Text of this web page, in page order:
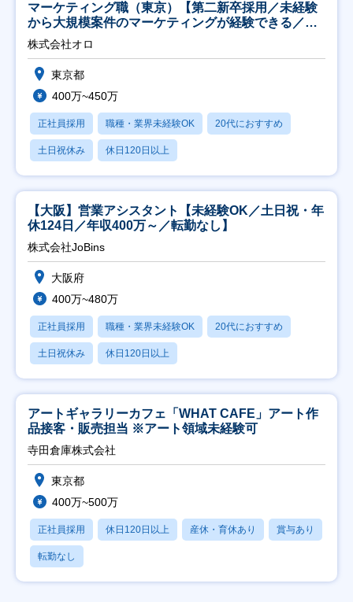
マーケティング職（東京）【第二新卒採用／未経験
から大規模案件のマーケティングが経験できる／研
修充実】
株式会社オロ
東京都
400万~450万
正社員採用 職種・業界未経験OK 20代におすすめ
土日祝休み 休日120日以上
【大阪】営業アシスタント【未経験OK／土日祝・年
休124日／年収400万～／転勤なし】
株式会社JoBins
大阪府
400万~480万
正社員採用 職種・業界未経験OK 20代におすすめ
土日祝休み 休日120日以上
アートギャラリーカフェ「WHAT CAFE」アート作
品接客・販売担当 ※アート領域未経験可
寺田倉庫株式会社
東京都
400万~500万
正社員採用 休日120日以上 産休・育休あり 賞与あり
転勤なし